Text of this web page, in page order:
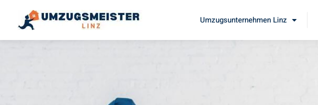
Umzugsunternehmen Linz